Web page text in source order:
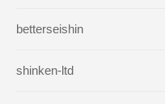
betterseishin
shinken-ltd